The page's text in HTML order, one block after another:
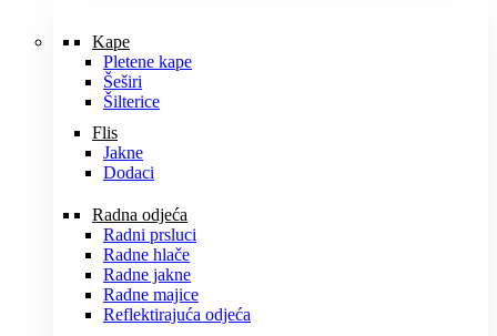
Kape
Pletene kape
Šeširi
Šilterice
Flis
Jakne
Dodaci
Radna odjeća
Radni prsluci
Radne hlače
Radne jakne
Radne majice
Reflektirajuća odjeća